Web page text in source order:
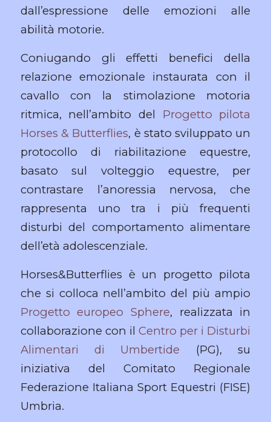
dall’espressione delle emozioni alle
abilità motorie.
Coniugando gli effetti benefici della
relazione emozionale instaurata con il
cavallo con la stimolazione motoria
ritmica, nell’ambito del Progetto pilota
Horses & Butterflies, è stato sviluppato un
protocollo di riabilitazione equestre,
basato sul volteggio equestre, per
contrastare l’anoressia nervosa, che
rappresenta uno tra i più frequenti
disturbi del comportamento alimentare
dell’età adolescenziale.
Horses&Butterflies è un progetto pilota
che si colloca nell’ambito del più ampio
Progetto europeo Sphere, realizzata in
collaborazione con il Centro per i Disturbi
Alimentari di Umbertide (PG), su
iniziativa del Comitato Regionale
Federazione Italiana Sport Equestri (FISE)
Umbria.